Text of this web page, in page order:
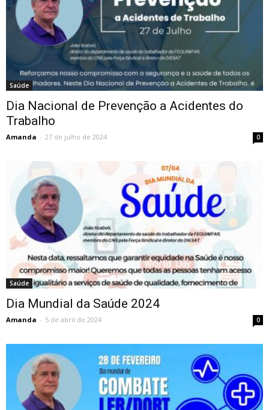
Saúde
Dia Nacional de Prevenção a Acidentes do
Trabalho
Amanda - 27 de julho de 2024 0
Saúde
Dia Mundial da Saúde 2024
Amanda - 5 de abril de 2024 0